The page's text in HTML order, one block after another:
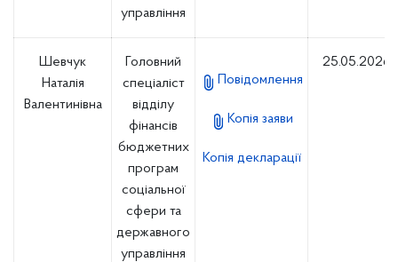
управління
Шевчук
Наталія
Валентинівна
Головний
спеціаліст
відділу
фінансів
бюджетних
програм
соціальної
сфери та
державного
управління
Повідомлення
Копія заяви
Копія декларації
25.05.2026